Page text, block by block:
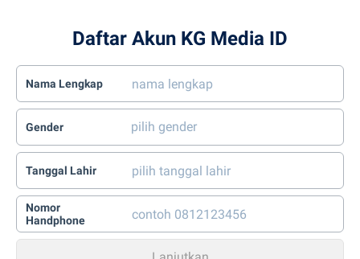
Daftar Akun KG Media ID
Nama Lengkap
Gender
Tanggal Lahir
Nomor
Handphone